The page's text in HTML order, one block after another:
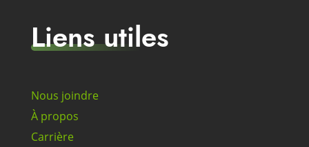
Liens utiles
Nous joindre
À propos
Carrière